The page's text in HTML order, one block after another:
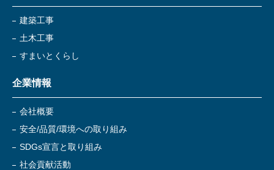
建築工事
土木工事
すまいとくらし
企業情報
会社概要
安全/品質/環境への取り組み
SDGs宣言と取り組み
社会貢献活動